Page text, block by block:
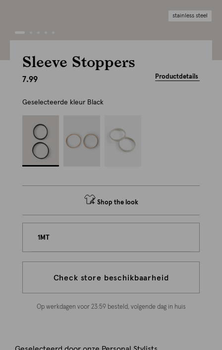
stainless steel
Sleeve Stoppers
7.99 Productdetails
Geselecteerde kleur Black
Shop the look
1MT
Check store beschikbaarheid
Op werkdagen voor 23:59 besteld, volgende dag in huis